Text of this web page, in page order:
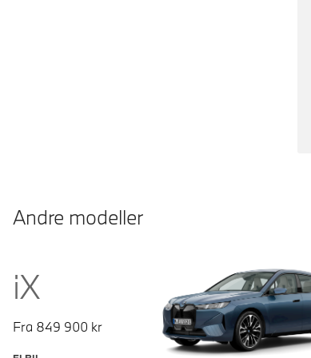
Andre modeller
iX
Fra 849 900 kr